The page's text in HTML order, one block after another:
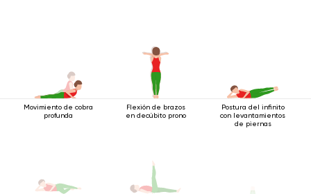
Movimiento de cobra
profunda
Flexión de brazos
en decúbito prono
Postura del infinito
con levantamientos
de piernas